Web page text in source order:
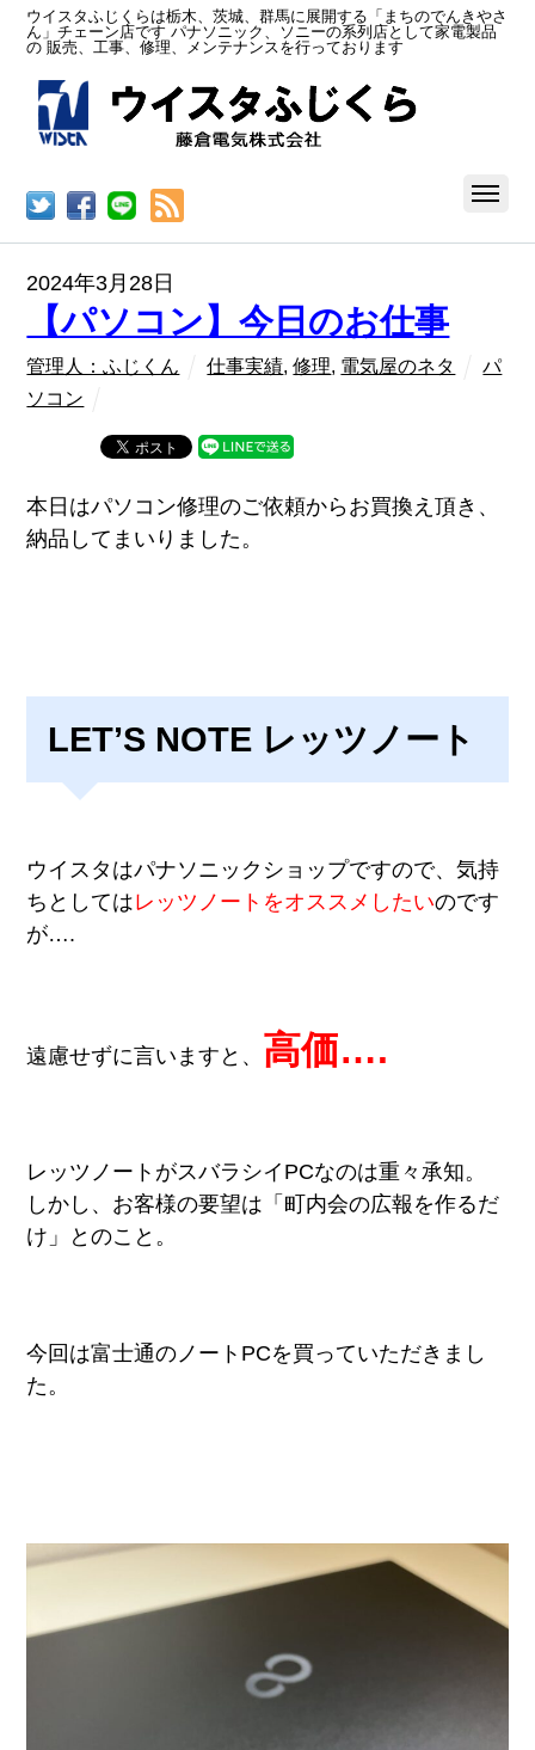
ウイスタふじくらは栃木、茨城、群馬に展開する「まちのでんきやさ
ん」チェーン店です パナソニック、ソニーの系列店として家電製品
の 販売、工事、修理、メンテナンスを行っております
2024年3月28日
【パソコン】今日のお仕事
管理人：ふじくん 仕事実績,修理, 電気屋のネタ
パ
ソコン
本日はパソコン修理のご依頼からお買換え頂き、
納品してまいりました。
LET’S NOTE レッツノート
ウイスタはパナソニックショップですので、気持
ちとしてはレッツノートをオススメしたいのです
が….
遠慮せずに言いますと、 高価….
レッツノートがスバラシイPCなのは重々承知。
しかし、お客様の要望は「町内会の広報を作るだ
け」とのこと。
今回は富士通のノートPCを買っていただきまし
た。